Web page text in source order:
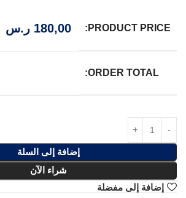
PRODUCT PRICE:
180,00 ر.س
ORDER TOTAL:
إضافة إلى السلة
شراء الآن
إضافة إلى مفضلة